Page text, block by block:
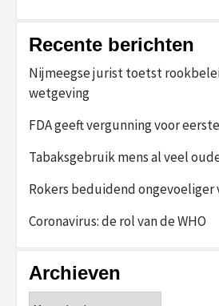
Recente berichten
Nijmeegse jurist toetst
wetgeving
FDA geeft vergunning voor
Tabaksgebruik mens al veel
Rokers beduidend ongevoeliger
Coronavirus: de rol van de WHO
Archieven